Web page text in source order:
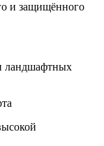
и защищённого
ландшафтных